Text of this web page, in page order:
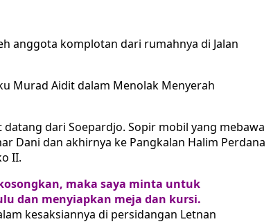
anggota komplotan dari rumahnya di Jalan
Murad Aidit dalam Menolak Menyerah
dari Soepardjo. Sopir mobil yang mebawa
Dani dan akhirnya ke Pangkalan Halim Perdana
II.
maka saya minta untuk
dan menyiapkan meja dan kursi.
kesaksiannya di persidangan Letnan